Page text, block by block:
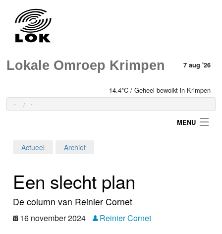
Lokale Omroep Krimpen 7 aug '26
14.4°C / Geheel bewolkt in Krimpen
- -
MENU
Home
Programma's
Actueel Archief
Een slecht plan
De column van Reinier Cornet
16 november 2024
Reinier Cornet